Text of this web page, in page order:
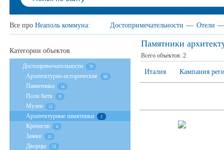
Все про Неаполь коммуна: Достопримечательности — Отели —
Памятники
Всего объектов: 2
Италия Кампания
Категории объектов
Достопримечательности 79
Архитектурно-исторические 69
Памятники 14
Поля битв 0
Музеи 12
Архитектурные памятники 2
Крепости 4
Замки 11
Дворцы 23